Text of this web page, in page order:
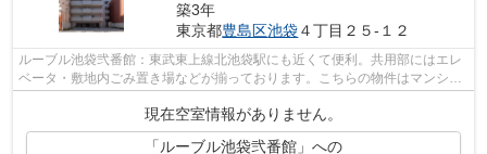
築3年
東京都豊島区池袋４丁目２５-１２
ルーブル池袋弐番館：東武東上線北池袋駅にも近くて便利。共用部にはエレ
ベータ・敷地内ごみ置き場などが揃っております。こちらの物件はマンショ
現在空室情報がありません。
「ルーブル池袋弐番館」への